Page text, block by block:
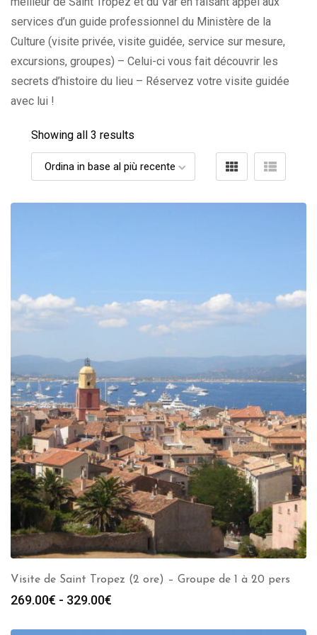
services d’un guide professionnel du Ministère de la
Culture (visite privée, visite guidée, service sur mesure,
excursions, groupes) – Celui-ci vous fait découvrir les
secrets d’histoire du lieu – Réservez votre visite guidée
avec lui !
Showing all 3 results
Visite de Saint Tropez (2 ore) – Groupe de 1 à 20 pers
269.00€ - 329.00€
prezzo: